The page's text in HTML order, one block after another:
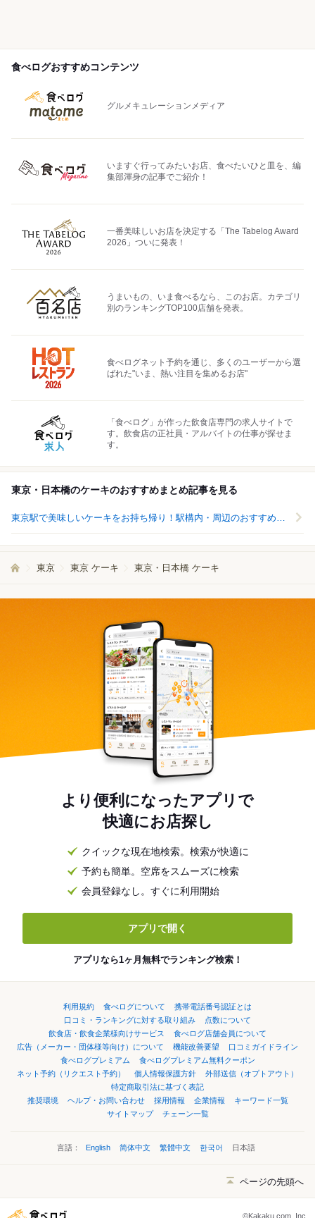
食べログおすすめコンテンツ
グルメキュレーションメディア
いますぐ行ってみたいお店、食べたいひと皿を、編
集部渾身の記事でご紹介！
一番美味しいお店を決定する「The Tabelog Award
2026」ついに発表！
うまいもの、いま食べるなら、このお店。カテゴリ
別のランキングTOP100店舗を発表。
食べログネット予約を通じ、多くのユーザーから選
ばれた"いま、熱い注目を集めるお店"
「食べログ」が作った飲食店専門の求人サイトで
す。飲食店の正社員・アルバイトの仕事が探せま
す。
東京・日本橋のケーキのおすすめまとめ記事を見る
東京 東京 ケーキ 東京・日本橋 ケーキ
より便利になったアプリで
快適にお店探し
クイックな現在地検索。検索が快適に
予約も簡単。空席をスムーズに検索
会員登録なし。すぐに利用開始
アプリで開く
アプリなら1ヶ月無料でランキング検索！
利用規約 食べログについて
携帯電話番号認証とは
口コミ・ランキングに対する取り組み
点数について
飲食店・飲食企業様向けサービス
食べログ店舗会員について
広告（メーカー・団体様等向け）について
機能改善要望
口コミガイドライン
食べログプレミアム
食べログプレミアム無料クーポン
ネット予約（リクエスト予約）
個人情報保護方針
外部送信（オプトアウト）
特定商取引法に基づく表記
推奨環境
ヘルプ・お問い合わせ 採用情報 企業情報
キーワード一覧
サイトマップ
チェーン一覧
言語： English 简体中文 繁體中文 한국어 日本語
ページの先頭へ
©Kakaku.com, Inc.